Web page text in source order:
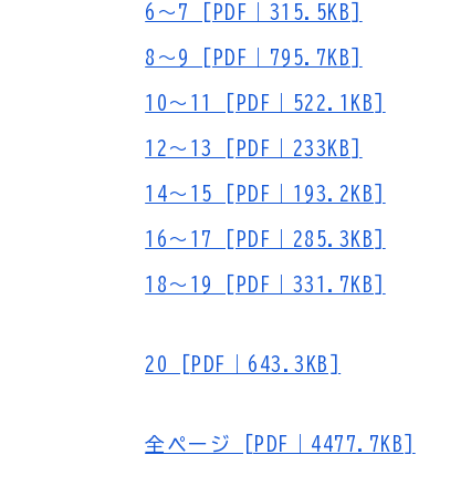
6～7 [PDF｜315.5KB]
8～9 [PDF｜795.7KB]
10～11 [PDF｜522.1KB]
12～13 [PDF｜233KB]
14～15 [PDF｜193.2KB]
16～17 [PDF｜285.3KB]
18～19 [PDF｜331.7KB]
20 [PDF｜643.3KB]
全ページ [PDF｜4477.7KB]